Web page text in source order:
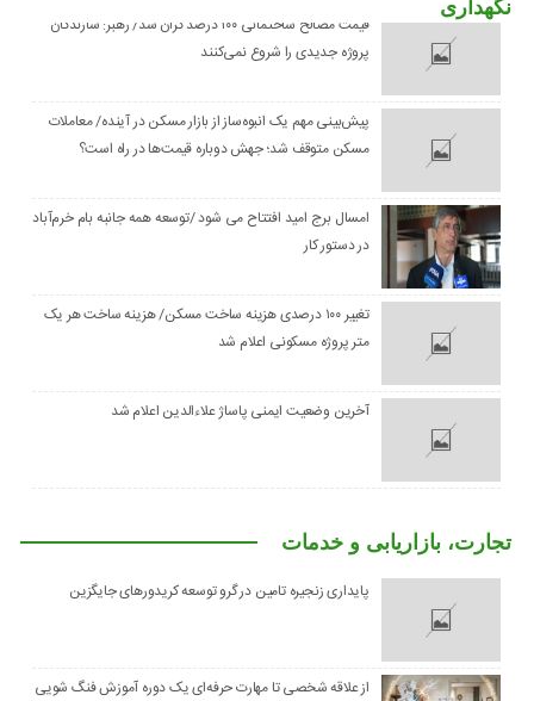
نگهداری
قیمت مصالح ساختمانی ۱۰۰ درصد گران شد/ رهبر: سازندگان
پروژه جدیدی را شروع نمی‌کنند
پیش‌بینی مهم یک انبوه‌ساز از بازار مسکن در آینده/ معاملات
مسکن متوقف شد؛ جهش دوباره قیمت‌ها در راه است؟
امسال برج امید افتتاح می شود /توسعه همه جانبه بام خرم‌آباد
در دستور کار
تغییر ۱۰۰ درصدی هزینه ساخت مسکن/ هزینه ساخت هر یک
متر پروژه مسکونی اعلام شد
آخرین وضعیت ایمنی پاساژ علاءالدین اعلام شد
تجارت، بازاریابی و خدمات
پایداری زنجیره تامین در گرو توسعه کریدورهای جایگزین
از علاقه شخصی تا مهارت حرفه‌ای یک دوره آموزش فنگ شویی